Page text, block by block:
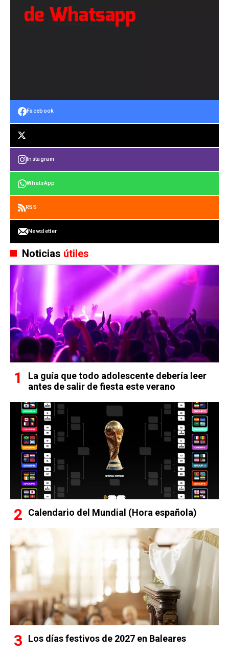
Facebook
Instagram
WhatsApp
RSS
Newsletter
Noticias útiles
La guía que todo adolescente debería leer
antes de salir de fiesta este verano
Calendario del Mundial (Hora española)
Los días festivos de 2027 en Baleares